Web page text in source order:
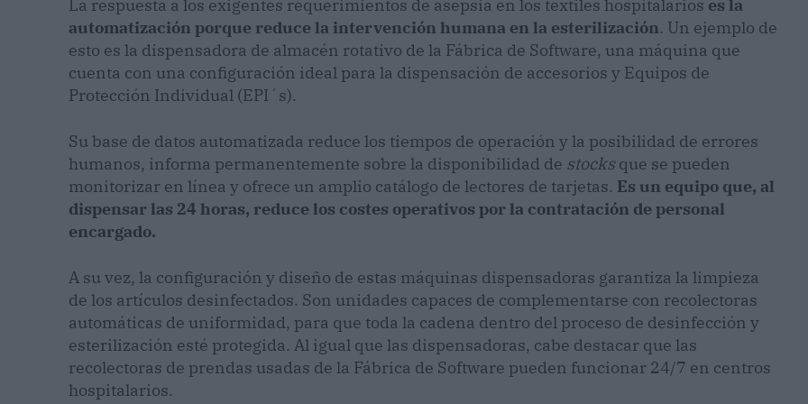
La respuesta a los exigentes requerimientos de asepsia en los textiles hospitalarios es la
automatización porque reduce la intervención humana en la esterilización. Un ejemplo de
esto es la dispensadora de almacén rotativo de la Fábrica de Software, una máquina que
cuenta con una configuración ideal para la dispensación de accesorios y Equipos de
Protección Individual (EPI´s).
Su base de datos automatizada reduce los tiempos de operación y la posibilidad de errores
humanos, informa permanentemente sobre la disponibilidad de stocksque se pueden
monitorizar en línea y ofrece un amplio catálogo de lectores de tarjetas. Es un equipo que, al
dispensar las 24 horas, reduce los costes operativos por la contratación de personal
encargado.
A su vez, la configuración y diseño de estas máquinas dispensadoras garantiza la limpieza
de los artículos desinfectados. Son unidades capaces de complementarse con recolectoras
automáticas de uniformidad, para que toda la cadena dentro del proceso de desinfección y
esterilización esté protegida. Al igual que las dispensadoras, cabe destacar que las
recolectoras de prendas usadas de la Fábrica de Software pueden funcionar 24/7 en centros
hospitalarios.